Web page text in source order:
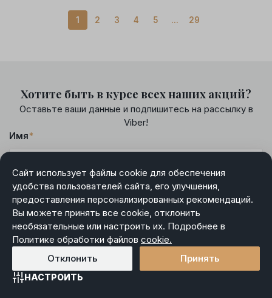
1 2 3 4 5 ... 29
Сайт использует файлы cookie для обеспечения
удобства пользователей сайта, его улучшения,
предоставления персонализированных рекомендаций.
Вы можете принять все cookie, отклонить
необязательные или настроить их. Подробнее в
Политике обработки файлов cookie.
НАСТРОИТЬ
Отклонить Принять
Хотите быть в курсе всех наших акций?
Оставьте ваши данные и подпишитесь на рассылку в
Viber!
Имя*
Номер телефона *
Я даюсогласиена обработку моих персональных
данных и ознакомлен(а) справами , связанными с такой
обработкой*